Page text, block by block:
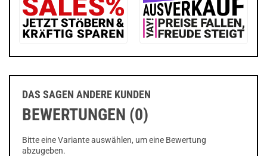
DAS SAGEN ANDERE KUNDEN
BEWERTUNGEN (0)
Bitte eine Variante auswählen, um eine Bewertung
abzugeben.